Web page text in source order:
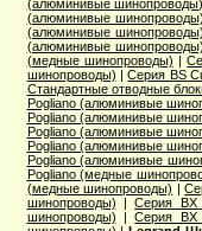
(алюминивые
(алюминивые
(алюминивые
(алюминивые
(медные шинопроводы) |
шинопроводы) |Серия ВS
Стандартные отводные
Pogliano (алюминивые
Pogliano (алюминивые
Pogliano (алюминивые
Pogliano (алюминивые
Pogliano (алюминивые
Pogliano (медные
(медные шинопроводы) |
шинопроводы) |Серия ВХ
шинопроводы) |Серия ВХ